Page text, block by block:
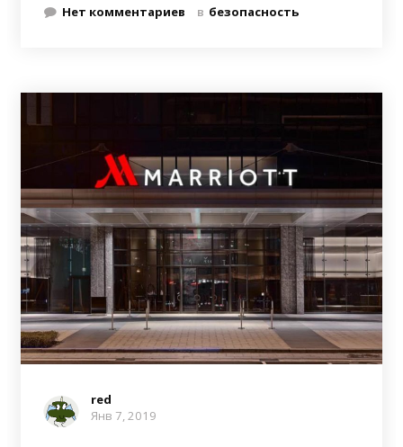
Нет комментариев в безопасность
red
Янв 7, 2019